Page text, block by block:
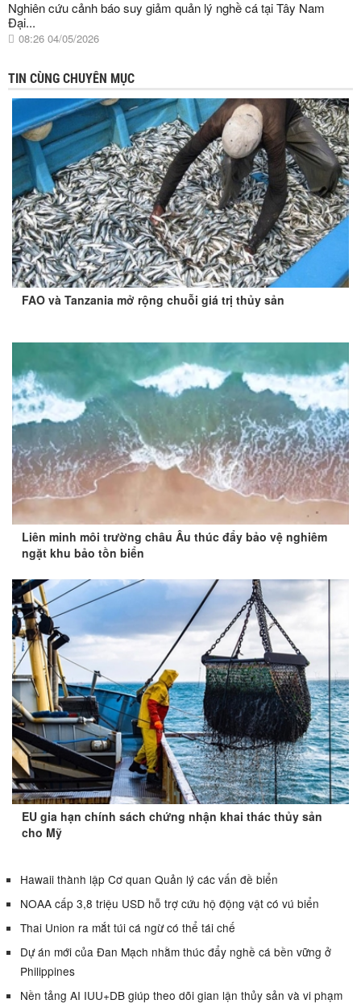
Nghiên cứu cảnh báo suy giảm quản lý nghề cá tại Tây Nam
Đại...
08:26 04/05/2026
TIN CÙNG CHUYÊN MỤC
FAO và Tanzania mở rộng chuỗi giá trị thủy sản
Liên minh môi trường châu Âu thúc đẩy bảo vệ nghiêm
ngặt khu bảo tồn biển
EU gia hạn chính sách chứng nhận khai thác thủy sản
cho Mỹ
Hawaii thành lập Cơ quan Quản lý các vấn đề biển
NOAA cấp 3,8 triệu USD hỗ trợ cứu hộ động vật có vú biển
Thai Union ra mắt túi cá ngừ có thể tái chế
Dự án mới của Đan Mạch nhằm thúc đẩy nghề cá bền vững ở
Philippines
Nền tảng AI IUU+DB giúp theo dõi gian lận thủy sản và vi phạm